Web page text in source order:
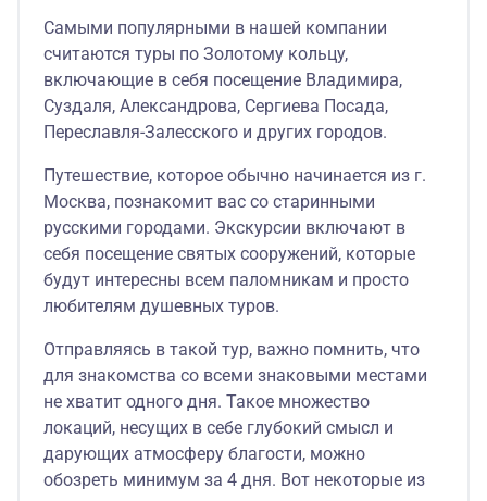
Самыми популярными в нашей компании
считаются туры по Золотому кольцу,
включающие в себя посещение Владимира,
Суздаля, Александрова, Сергиева Посада,
Переславля-Залесского и других городов.
Путешествие, которое обычно начинается из г.
Москва, познакомит вас со старинными
русскими городами. Экскурсии включают в
себя посещение святых сооружений, которые
будут интересны всем паломникам и просто
любителям душевных туров.
Отправляясь в такой тур, важно помнить, что
для знакомства со всеми знаковыми местами
не хватит одного дня. Такое множество
локаций, несущих в себе глубокий смысл и
дарующих атмосферу благости, можно
обозреть минимум за 4 дня. Вот некоторые из